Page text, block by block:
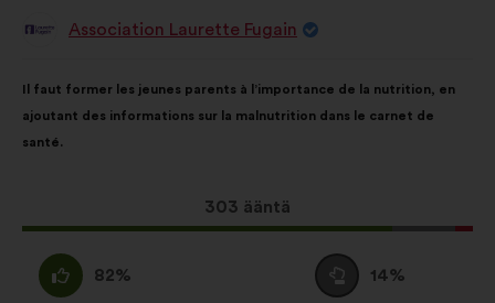
EhdotusAssociation Laurette Fugain
sisältö:
Il faut former les jeunes parents à l’importance de la nutrition, en
ajoutant des informations sur la malnutrition dans le carnet de
santé.
Tämä
ehdotus
303 ääntä
jakautuminen:
samaa
mieltä
82%
Äänestä
tyhjää
14%